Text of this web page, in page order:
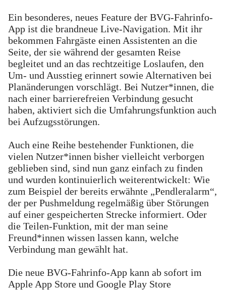
Ein besonderes, neues Feature der BVG-Fahrinfo-
App ist die brandneue Live-Navigation. Mit ihr
bekommen Fahrgäste einen Assistenten an die
Seite, der sie während der gesamten Reise
begleitet und an das rechtzeitige Loslaufen, den
Um- und Ausstieg erinnert sowie Alternativen bei
Planänderungen vorschlägt. Bei Nutzer*innen, die
nach einer barrierefreien Verbindung gesucht
haben, aktiviert sich die Umfahrungsfunktion auch
bei Aufzugsstörungen.
Auch eine Reihe bestehender Funktionen, die
vielen Nutzer*innen bisher vielleicht verborgen
geblieben sind, sind nun ganz einfach zu finden
und wurden kontinuierlich weiterentwickelt: Wie
zum Beispiel der bereits erwähnte „Pendleralarm“,
der per Pushmeldung regelmäßig über Störungen
auf einer gespeicherten Strecke informiert. Oder
die Teilen-Funktion, mit der man seine
Freund*innen wissen lassen kann, welche
Verbindung man gewählt hat.
Die neue BVG-Fahrinfo-App kann ab sofort im
Apple App Store und Google Play Store